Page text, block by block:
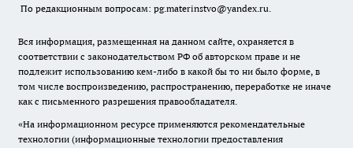
По редакционным вопросам: pg.materinstvo@yandex.ru.
Вся информация, размещенная на данном сайте, охраняется в
соответствии с законодательством РФ об авторском праве и не
подлежит использованию кем-либо в какой бы то ни было форме, в
том числе воспроизведению, распространению, переработке не иначе
как с письменного разрешения правообладателя.
«На информационном ресурсе применяются рекомендательные
технологии (информационные технологии предоставления